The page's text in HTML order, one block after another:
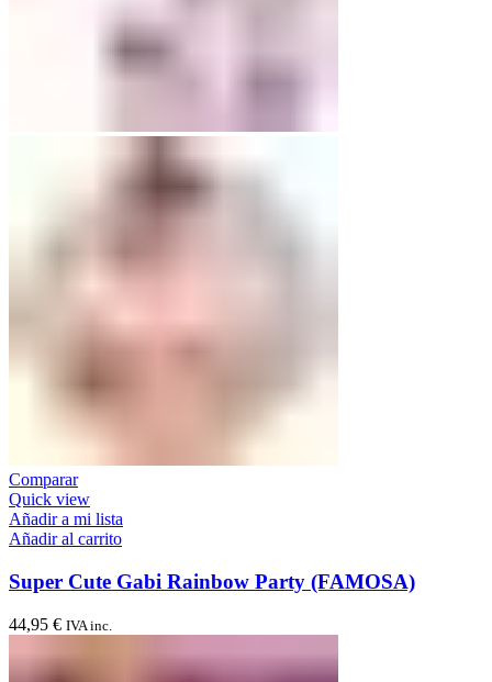
Comparar
Quick view
Añadir a mi lista
Añadir al carrito
Super Cute Gabi Rainbow Party (FAMOSA)
44,95 € IVA inc.